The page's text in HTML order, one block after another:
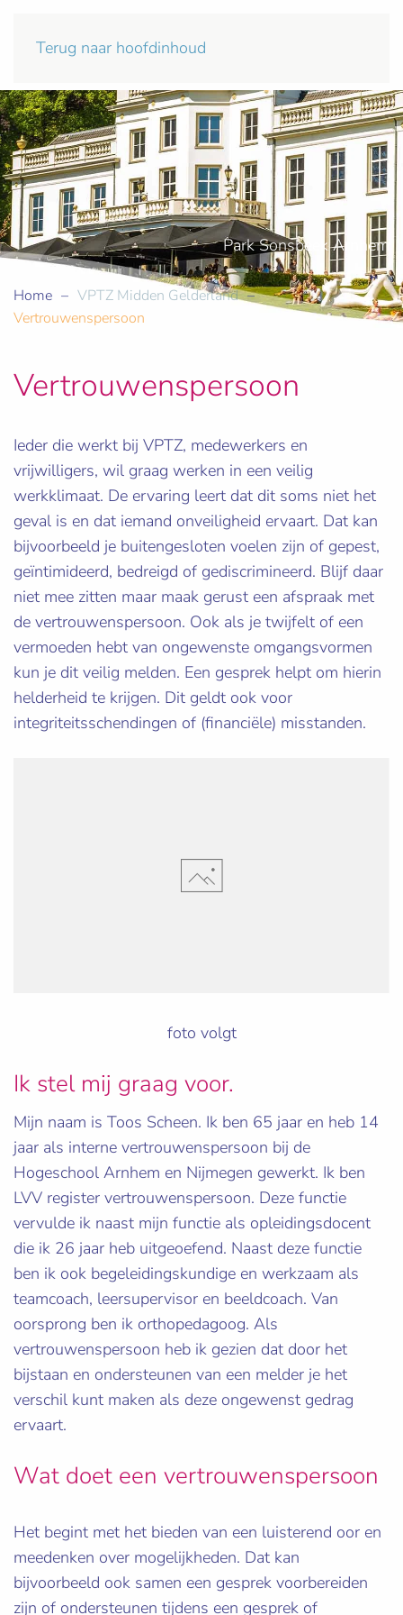
Terug naar hoofdinhoud
Park Sonsbeek Arnhem
Home
VPTZ Midden Gelderland
Vertrouwenspersoon
Vertrouwenspersoon
Ieder die werkt bij VPTZ, medewerkers en
vrijwilligers, wil graag werken in een veilig
werkklimaat. De ervaring leert dat dit soms niet het
geval is en dat iemand onveiligheid ervaart. Dat kan
bijvoorbeeld je buitengesloten voelen zijn of gepest,
geïntimideerd, bedreigd of gediscrimineerd. Blijf daar
niet mee zitten maar maak gerust een afspraak met
de vertrouwenspersoon. Ook als je twijfelt of een
vermoeden hebt van ongewenste omgangsvormen
kun je dit veilig melden. Een gesprek helpt om hierin
helderheid te krijgen. Dit geldt ook voor
integriteitsschendingen of (financiële) misstanden.
foto volgt
Ik stel mij graag voor.
Mijn naam is Toos Scheen. Ik ben 65 jaar en heb 14
jaar als interne vertrouwenspersoon bij de
Hogeschool Arnhem en Nijmegen gewerkt. Ik ben
LVV register vertrouwenspersoon. Deze functie
vervulde ik naast mijn functie als opleidingsdocent
die ik 26 jaar heb uitgeoefend. Naast deze functie
ben ik ook begeleidingskundige en werkzaam als
teamcoach, leersupervisor en beeldcoach. Van
oorsprong ben ik orthopedagoog. Als
vertrouwenspersoon heb ik gezien dat door het
bijstaan en ondersteunen van een melder je het
verschil kunt maken als deze ongewenst gedrag
ervaart.
Wat doet een vertrouwenspersoon
Het begint met het bieden van een luisterend oor en
meedenken over mogelijkheden. Dat kan
bijvoorbeeld ook samen een gesprek voorbereiden
zijn of ondersteunen tijdens een gesprek of